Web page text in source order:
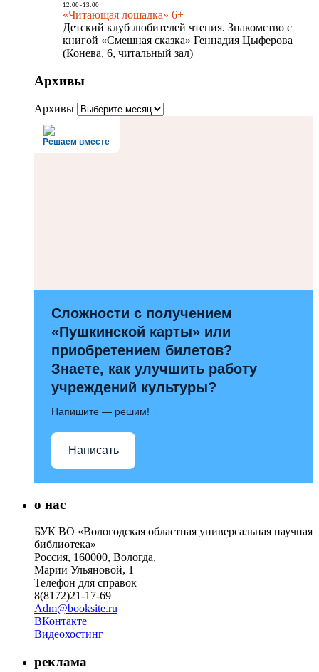
12:00- 13:00
«Читающая лошадка» 6+
Детский клуб любителей чтения. Знакомство с
книгой «Смешная сказка» Геннадия Цыферова
(Конева, 6, читальный зал)
Архивы
Архивы
Решаем вместе
Сложности с получением
«Пушкинской карты» или
приобретением билетов?
Знаете, как улучшить работу
учреждений культуры?
Напишите — решим!
Написать
о нас
БУК ВО «Вологодская областная универсальная научная
библиотека»
Россия, 160000, Вологда,
Марии Ульяновой, 1
Телефон для справок –
8(8172)21-17-69
Adm@booksite.ru
ВКонтакте
Видеохостинг
реклама